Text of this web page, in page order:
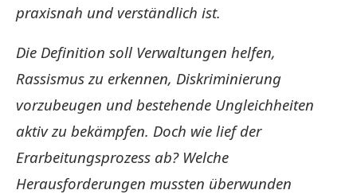
praxisnah und verständlich ist.
Die Definition soll Verwaltungen helfen,
Rassismus zu erkennen, Diskriminierung
vorzubeugen und bestehende Ungleichheiten
aktiv zu bekämpfen. Doch wie lief der
Erarbeitungsprozess ab? Welche
Herausforderungen mussten überwunden